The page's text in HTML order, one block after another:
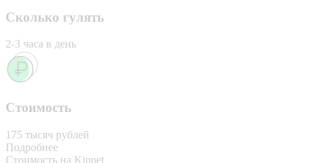
Сколько гулять
2-3 часа в день
Стоимость
175 тысяч рублей
Подробнее
Стоимость на Kinpet